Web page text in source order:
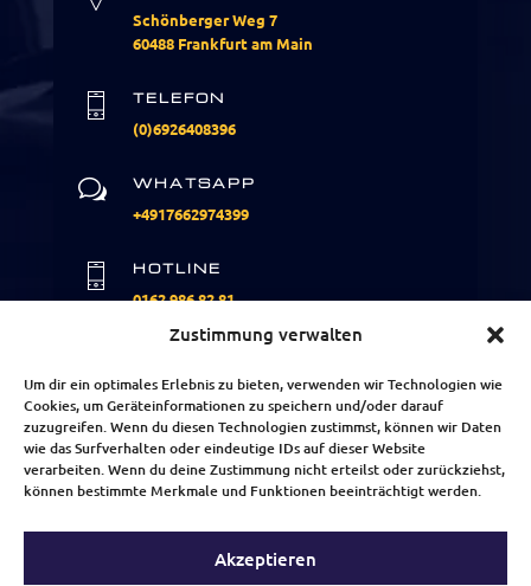
Zustimmung verwalten
Um dir ein optimales Erlebnis zu bieten, verwenden wir Technologien wie
Cookies, um Geräteinformationen zu speichern und/oder darauf
zuzugreifen. Wenn du diesen Technologien zustimmst, können wir Daten
wie das Surfverhalten oder eindeutige IDs auf dieser Website
verarbeiten. Wenn du deine Zustimmung nicht erteilst oder zurückziehst,
können bestimmte Merkmale und Funktionen beeinträchtigt werden.
Akzeptieren
Schönberger Weg 7
60488 Frankfurt am Main
TELEFON
(0)6926408396
w WHATSAPP
+4917662974399
HOTLINE
0162 986 82 81
info@sma-sicherheitsdienste.de